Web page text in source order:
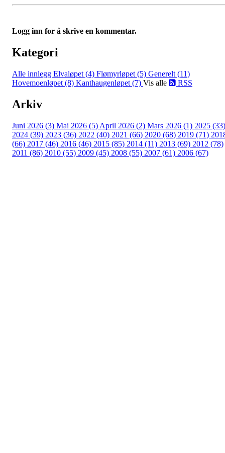
Logg inn for å skrive en kommentar.
Kategori
Alle innlegg Elvaløpet (4) Flømyrløpet (5) Generelt (11)
Hovemoenløpet (8) Kanthaugenløpet (7) Vis alle RSS
Arkiv
Juni 2026 (3) Mai 2026 (5) April 2026 (2) Mars 2026 (1) 2025 (33)
2024 (39) 2023 (36) 2022 (40) 2021 (66) 2020 (68) 2019 (71)
(66) 2017 (46) 2016 (46) 2015 (85) 2014 (11) 2013 (69) 2012 (78)
2011 (86) 2010 (55) 2009 (45) 2008 (55) 2007 (61) 2006 (67)